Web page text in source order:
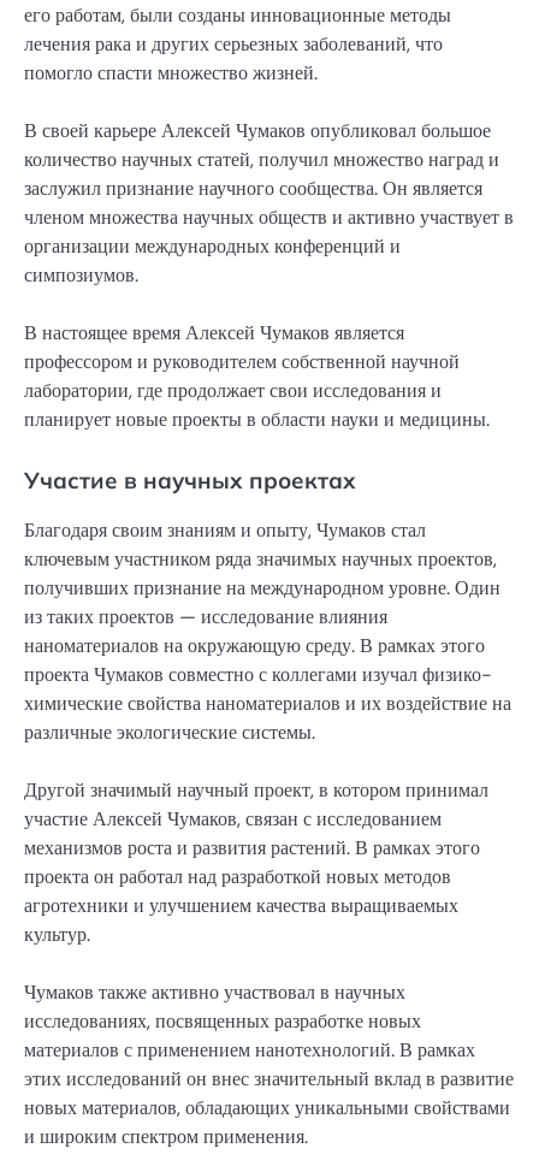
его работам, были созданы инновационные методы
лечения рака и других серьезных заболеваний, что
помогло спасти множество жизней.
В своей карьере Алексей Чумаков опубликовал большое
количество научных статей, получил множество наград и
заслужил признание научного сообщества. Он является
членом множества научных обществ и активно участвует в
организации международных конференций и
симпозиумов.
В настоящее время Алексей Чумаков является
профессором и руководителем собственной научной
лаборатории, где продолжает свои исследования и
планирует новые проекты в области науки и медицины.
Участие в научных проектах
Благодаря своим знаниям и опыту, Чумаков стал
ключевым участником ряда значимых научных проектов,
получивших признание на международном уровне. Один
из таких проектов — исследование влияния
наноматериалов на окружающую среду. В рамках этого
проекта Чумаков совместно с коллегами изучал физико-
химические свойства наноматериалов и их воздействие на
различные экологические системы.
Другой значимый научный проект, в котором принимал
участие Алексей Чумаков, связан с исследованием
механизмов роста и развития растений. В рамках этого
проекта он работал над разработкой новых методов
агротехники и улучшением качества выращиваемых
культур.
Чумаков также активно участвовал в научных
исследованиях, посвященных разработке новых
материалов с применением нанотехнологий. В рамках
этих исследований он внес значительный вклад в развитие
новых материалов, обладающих уникальными свойствами
и широким спектром применения.